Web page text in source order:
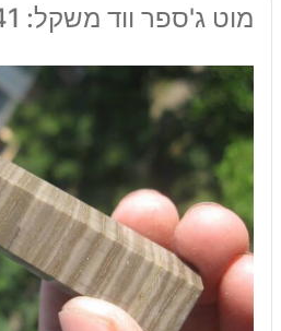
מוט ג'ספר ווד משקל: 41 גרם